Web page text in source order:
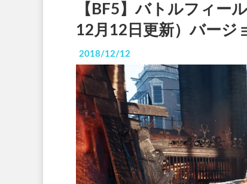
【BF5】バトルフィー
12月12日更新）バージ
2018/12/12